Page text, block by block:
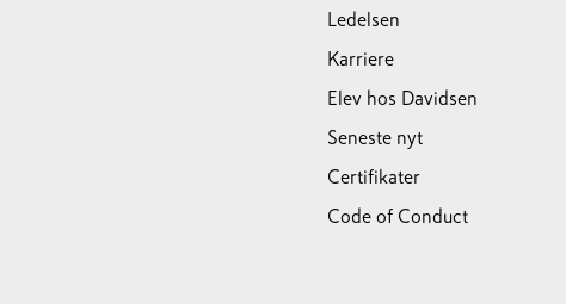
Ledelsen
Karriere
Elev hos Davidsen
Seneste nyt
Certifikater
Code of Conduct